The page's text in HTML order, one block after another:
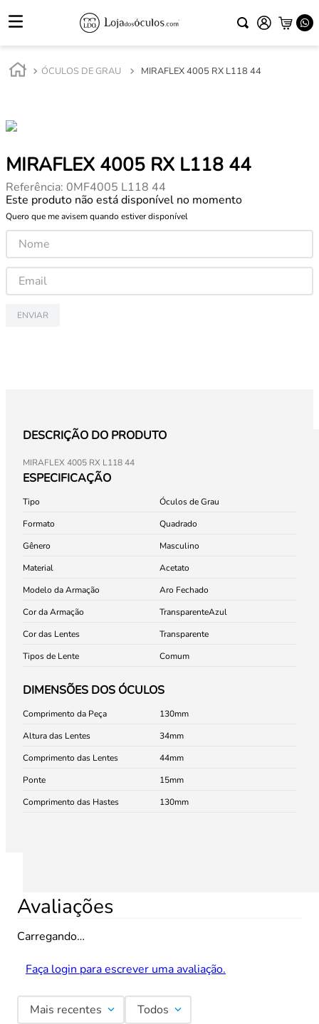
ÓCULOS DE GRAU MIRAFLEX 4005 RX L118 44
MIRAFLEX 4005 RX L118 44
Referência: 0MF4005 L118 44
Este produto não está disponível no momento
Quero que me avisem quando estiver disponível
ENVIAR
DESCRIÇÃO DO PRODUTO
MIRAFLEX 4005 RX L118 44
ESPECIFICAÇÃO
Tipo
Óculos de Grau
Formato
Quadrado
Gênero
Masculino
Material
Acetato
Modelo da Armação
Aro Fechado
Cor da Armação
TransparenteAzul
Cor das Lentes
Transparente
Tipos de Lente
Comum
DIMENSÕES DOS ÓCULOS
Comprimento da Peça
130
Altura das Lentes
34
Comprimento das Lentes
44
Ponte
15
Comprimento das Hastes
130
Avaliações
Carregando…
Faça login para escrever uma avaliação.
Mais recentes Todos